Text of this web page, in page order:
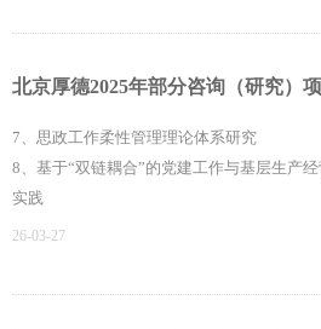
北京厚德2025年部分咨询（研究）
7、思政工作柔性管理理论体系研究
8、基于“双链耦合”的党建工作与基层生产
实践
9、习近平文化思想在国有企业落地实践研究
26-03-27